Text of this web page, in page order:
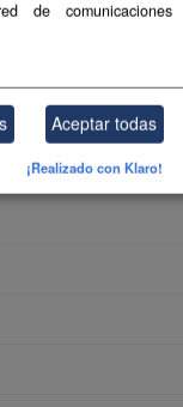
de comunicaciones
Aceptar todas
¡Realizado con Klaro!